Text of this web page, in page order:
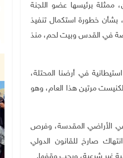
ممثلة برئيسها عضو اللجنة
بشأن خطورة استكمال تنفيذ
في القدس وبيت لحم، منذ
في أرضنا المحتلة،
مرتين هذا العام، وهو
في الأراضي المقدسة، وفرص
صارخ للقانون الدولي